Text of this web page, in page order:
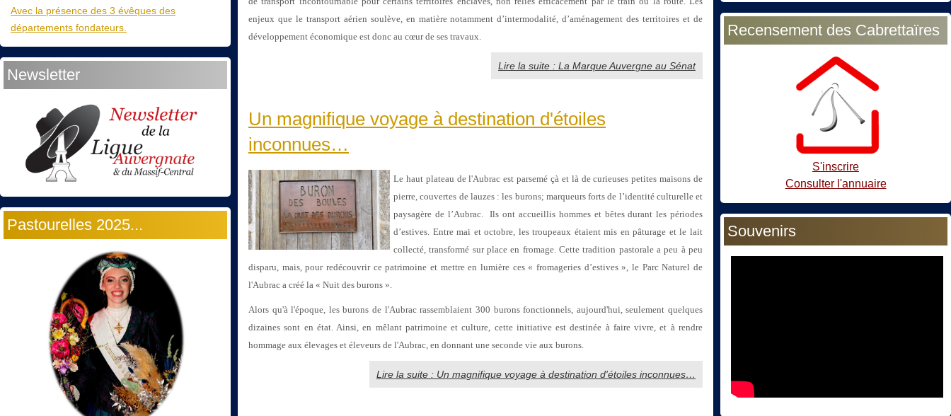
Avec la présence des 3 évêques des
départements fondateurs.
Newsletter
Pastourelles 2025...
enjeux que le transport aérien soulève, en matière notamment d’intermodalité, d’aménagement des territoires et de
développement économique est donc au cœur de ses travaux.
Lire la suite : La Marque Auvergne au Sénat
Un magnifique voyage à destination d'étoiles
inconnues…
Le haut plateau de l'Aubrac est parsemé çà et là de curieuses petites maisons de
pierre, couvertes de lauzes : les burons; marqueurs forts de l’identité culturelle et
paysagère de l’Aubrac. Ils ont accueillis hommes et bêtes durant les périodes
d’estives. Entre mai et octobre, les troupeaux étaient mis en pâturage et le lait
collecté, transformé sur place en fromage. Cette tradition pastorale a peu à peu
disparu, mais, pour redécouvrir ce patrimoine et mettre en lumière ces « fromageries d’estives », le Parc Naturel de
l'Aubrac a créé la « Nuit des burons ».
Alors qu'à l'époque, les burons de l'Aubrac rassemblaient 300 burons fonctionnels, aujourd'hui, seulement quelques
dizaines sont en état. Ainsi, en mêlant patrimoine et culture, cette initiative est destinée à faire vivre, et à rendre
hommage aux élevages et éleveurs de l'Aubrac, en donnant une seconde vie aux burons.
Lire la suite : Un magnifique voyage à destination d'étoiles inconnues…
Recensement des Cabrettaïres
S'inscrire
Consulter l'annuaire
Souvenirs